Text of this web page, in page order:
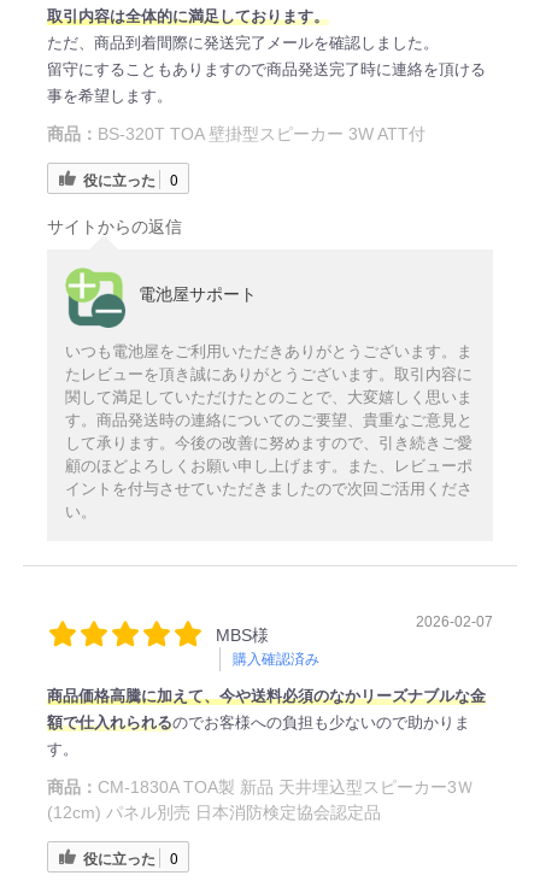
取引内容は全体的に満足しております。
ただ、商品到着間際に発送完了メールを確認しました。
留守にすることもありますので商品発送完了時に連絡を頂ける
事を希望します。
商品： BS-320T TOA 壁掛型スピーカー 3W ATT付
役に立った 0
サイトからの返信
電池屋サポート
いつも電池屋をご利用いただきありがとうございます。ま
たレビューを頂き誠にありがとうございます。取引内容に
関して満足していただけたとのことで、大変嬉しく思いま
す。商品発送時の連絡についてのご要望、貴重なご意見と
して承ります。今後の改善に努めますので、引き続きご愛
顧のほどよろしくお願い申し上げます。また、レビューポ
イントを付与させていただきましたので次回ご活用くださ
い。
MBS様
購入確認済み
2026-02-07
商品価格高騰に加えて、今や送料必須のなかリーズナブルな金
額で仕入れられるのでお客様への負担も少ないので助かりま
す。
商品： CM-1830A TOA製 新品 天井埋込型スピーカー3Ｗ
(12cm) パネル別売 日本消防検定協会認定品
役に立った 0